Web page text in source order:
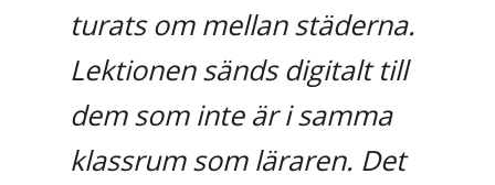
turats om mellan städerna.
Lektionen sänds digitalt till
dem som inte är i samma
klassrum som läraren. Det